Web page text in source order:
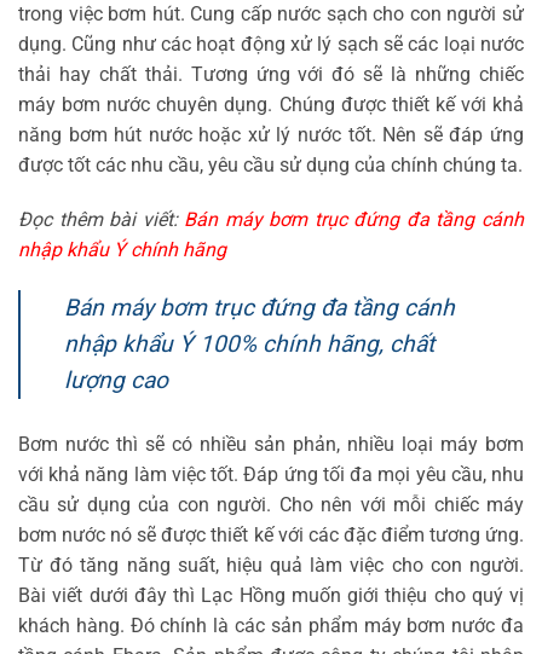
trong việc bơm hút. Cung cấp nước sạch cho con người sử
dụng. Cũng như các hoạt động xử lý sạch sẽ các loại nước
thải hay chất thải. Tương ứng với đó sẽ là những chiếc
máy bơm nước chuyên dụng. Chúng được thiết kế với khả
năng bơm hút nước hoặc xử lý nước tốt. Nên sẽ đáp ứng
được tốt các nhu cầu, yêu cầu sử dụng của chính chúng ta.
Đọc thêm bài viết: Bán máy bơm trục đứng đa tầng cánh
nhập khẩu Ý chính hãng
Bán máy bơm trục đứng đa tầng cánh
nhập khẩu Ý 100% chính hãng, chất
lượng cao
Bơm nước thì sẽ có nhiều sản phản, nhiều loại máy bơm
với khả năng làm việc tốt. Đáp ứng tối đa mọi yêu cầu, nhu
cầu sử dụng của con người. Cho nên với mỗi chiếc máy
bơm nước nó sẽ được thiết kế với các đặc điểm tương ứng.
Từ đó tăng năng suất, hiệu quả làm việc cho con người.
Bài viết dưới đây thì Lạc Hồng muốn giới thiệu cho quý vị
khách hàng. Đó chính là các sản phẩm máy bơm nước đa